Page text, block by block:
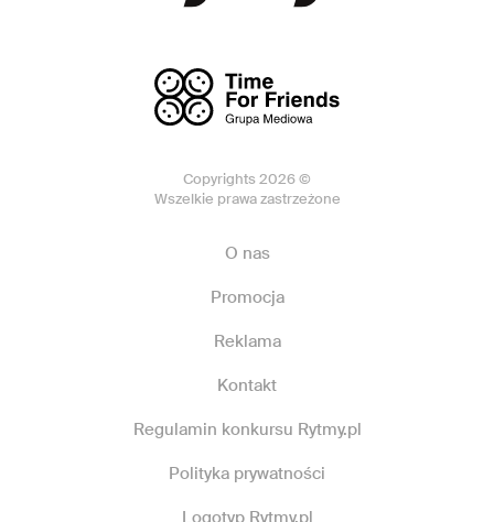
Copyrights 2026 ©
Wszelkie prawa zastrzeżone
O nas
Promocja
Reklama
Kontakt
Regulamin konkursu Rytmy.pl
Polityka prywatności